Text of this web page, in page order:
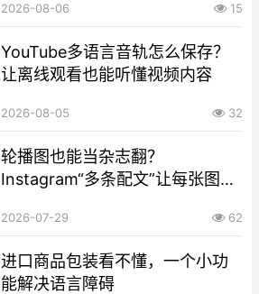
2026-08-06 15
YouTube多语言音轨怎么保存？
让离线观看也能听懂视频内容
2026-08-05 32
轮播图也能当杂志翻？
Instagram“多条配文”让每张图学
2026-07-29 62
进口商品包装看不懂，一个小功
能解决语言障碍